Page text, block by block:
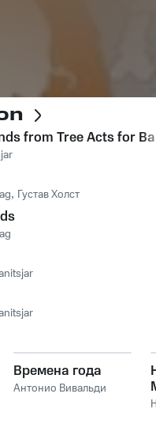
from Tree Acts for
, Густав Холст
Времена года
Антонио Вивальди